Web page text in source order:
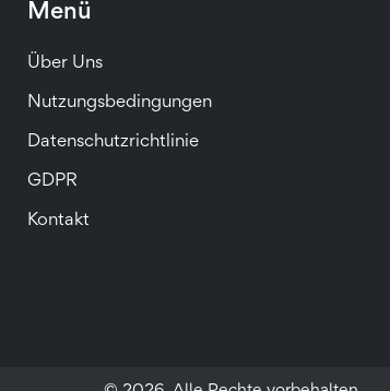
Menü
Über Uns
Nutzungsbedingungen
Datenschutzrichtlinie
GDPR
Kontakt